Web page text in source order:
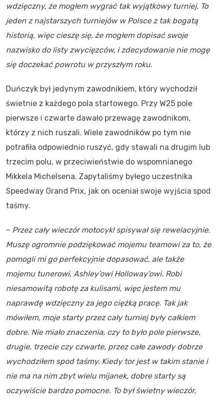
wdzięczny, że mogłem wygrać tak wyjątkowy turniej. To
jeden z najstarszych turniejów w Polsce z tak bogatą
historią, więc cieszę się, że mogłem dopisać swoje
nazwisko do listy zwycięzców, i zdecydowanie nie mogę
się doczekać powrotu w przyszłym roku.
Duńczyk był jedynym zawodnikiem, który wychodził
świetnie z każdego pola startowego. Przy W25 pole
pierwsze i czwarte dawało przewagę zawodnikom,
którzy z nich ruszali. Wiele zawodników po tym nie
potrafiła odpowiednio ruszyć, gdy stawali na drugim lub
trzecim polu, w przeciwieństwie do wspomnianego
Mikkela Michelsena. Zapytaliśmy byłego uczestnika
Speedway Grand Prix, jak on oceniał swoje wyjścia spod
taśmy.
– Przez cały wieczór motocykl spisywał się rewelacyjnie.
Muszę ogromnie podziękować mojemu teamowi za to, że
pomogli mi go perfekcyjnie dopasować, ale także
mojemu tunerowi, Ashley’owi Holloway’owi. Robi
niesamowitą robotę za kulisami, więc jestem mu
naprawdę wdzięczny za jego ciężką pracę. Tak jak
mówiłem, moje starty przez cały turniej były całkiem
dobre. Nie miało znaczenia, czy to było pole pierwsze,
drugie, trzecie czy czwarte, przez całe zawody dobrze
wychodziłem spod taśmy. Kiedy tor jest w takim stanie i
nie ma na nim zbyt wielu mijanek, dobre starty są
oczywiście bardzo pomocne. To był świetny wieczór,